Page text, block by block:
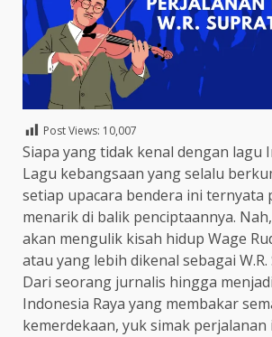
Post Views: 10,007
Siapa yang tidak kenal dengan lagu
Lagu kebangsaan yang selalu
setiap upacara bendera ini ternyata
menarik di balik penciptaannya.
akan mengulik kisah hidup Wage
atau yang lebih dikenal sebagai
Dari seorang jurnalis hingga
Indonesia Raya yang membakar
kemerdekaan, yuk simak